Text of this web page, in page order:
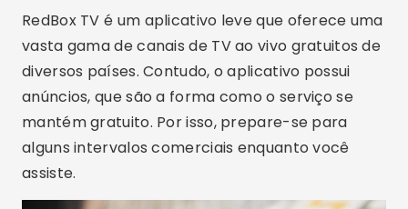
Em resumo, assistir TV pelo celular nunca foi tão
fácil e acessível. Com uma variedade de
aplicativos para escolher, você pode encontrar
a opção perfeita que atenda às suas
necessidades e preferências. Entretanto, é vital
garantir que o aplicativo escolhido seja seguro e
legal. Portanto, antes de fazer o download de
qualquer aplicativo, é prudente fazer uma